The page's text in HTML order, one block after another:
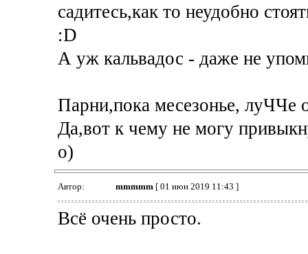
садитесь,как то неудобно
:D
А уж кальвадос - даже не
Парни,пока месезонье, луЧЧе
Да,вот к чему не могу
о)
Автор: mmmmm[ 01 июн 2019 11:43 ]
Всё очень просто.